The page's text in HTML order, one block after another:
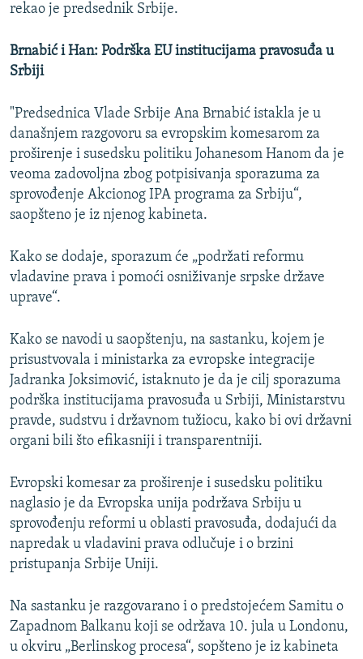
rekao je predsednik Srbije.
Brnabić i Han: Podrška EU institucijama pravosuđa u
Srbiji
"Predsednica Vlade Srbije Ana Brnabić istakla je u
današnjem razgovoru sa evropskim komesarom za
proširenje i susedsku politiku Johanesom Hanom da je
veoma zadovoljna zbog potpisivanja sporazuma za
sprovođenje Akcionog IPA programa za Srbiju“,
saopšteno je iz njenog kabineta.
Kako se dodaje, sporazum će „podržati reformu
vladavine prava i pomoći osniživanje srpske države
uprave“.
Kako se navodi u saopštenju, na sastanku, kojem je
prisustvovala i ministarka za evropske integracije
Jadranka Joksimović, istaknuto je da je cilj sporazuma
podrška institucijama pravosuđa u Srbiji, Ministarstvu
pravde, sudstvu i državnom tužiocu, kako bi ovi državni
organi bili što efikasniji i transparentniji.
Evropski komesar za proširenje i susedsku politiku
naglasio je da Evropska unija podržava Srbiju u
sprovođenju reformi u oblasti pravosuđa, dodajući da
napredak u vladavini prava odlučuje i o brzini
pristupanja Srbije Uniji.
Na sastanku je razgovarano i o predstojećem Samitu o
Zapadnom Balkanu koji se održava 10. jula u Londonu,
u okviru „Berlinskog procesa“, sopšteno je iz kabineta